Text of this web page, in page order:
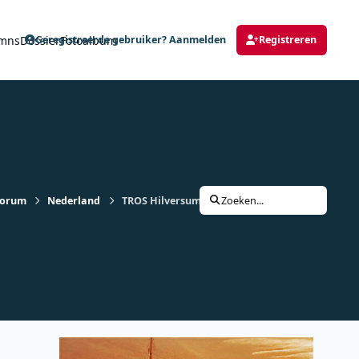
DossierFotoalbum
Geregistreerde gebruiker? Aanmelden Registreren
Nederland TROS Hilversum 3 - 31-08-1980 - 1600-1700 -
Zoeken...